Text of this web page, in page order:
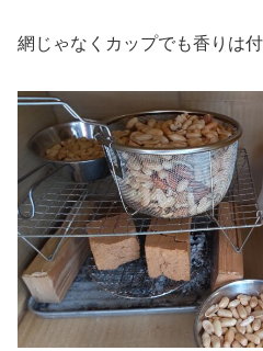
網じゃなくカップでも香りは